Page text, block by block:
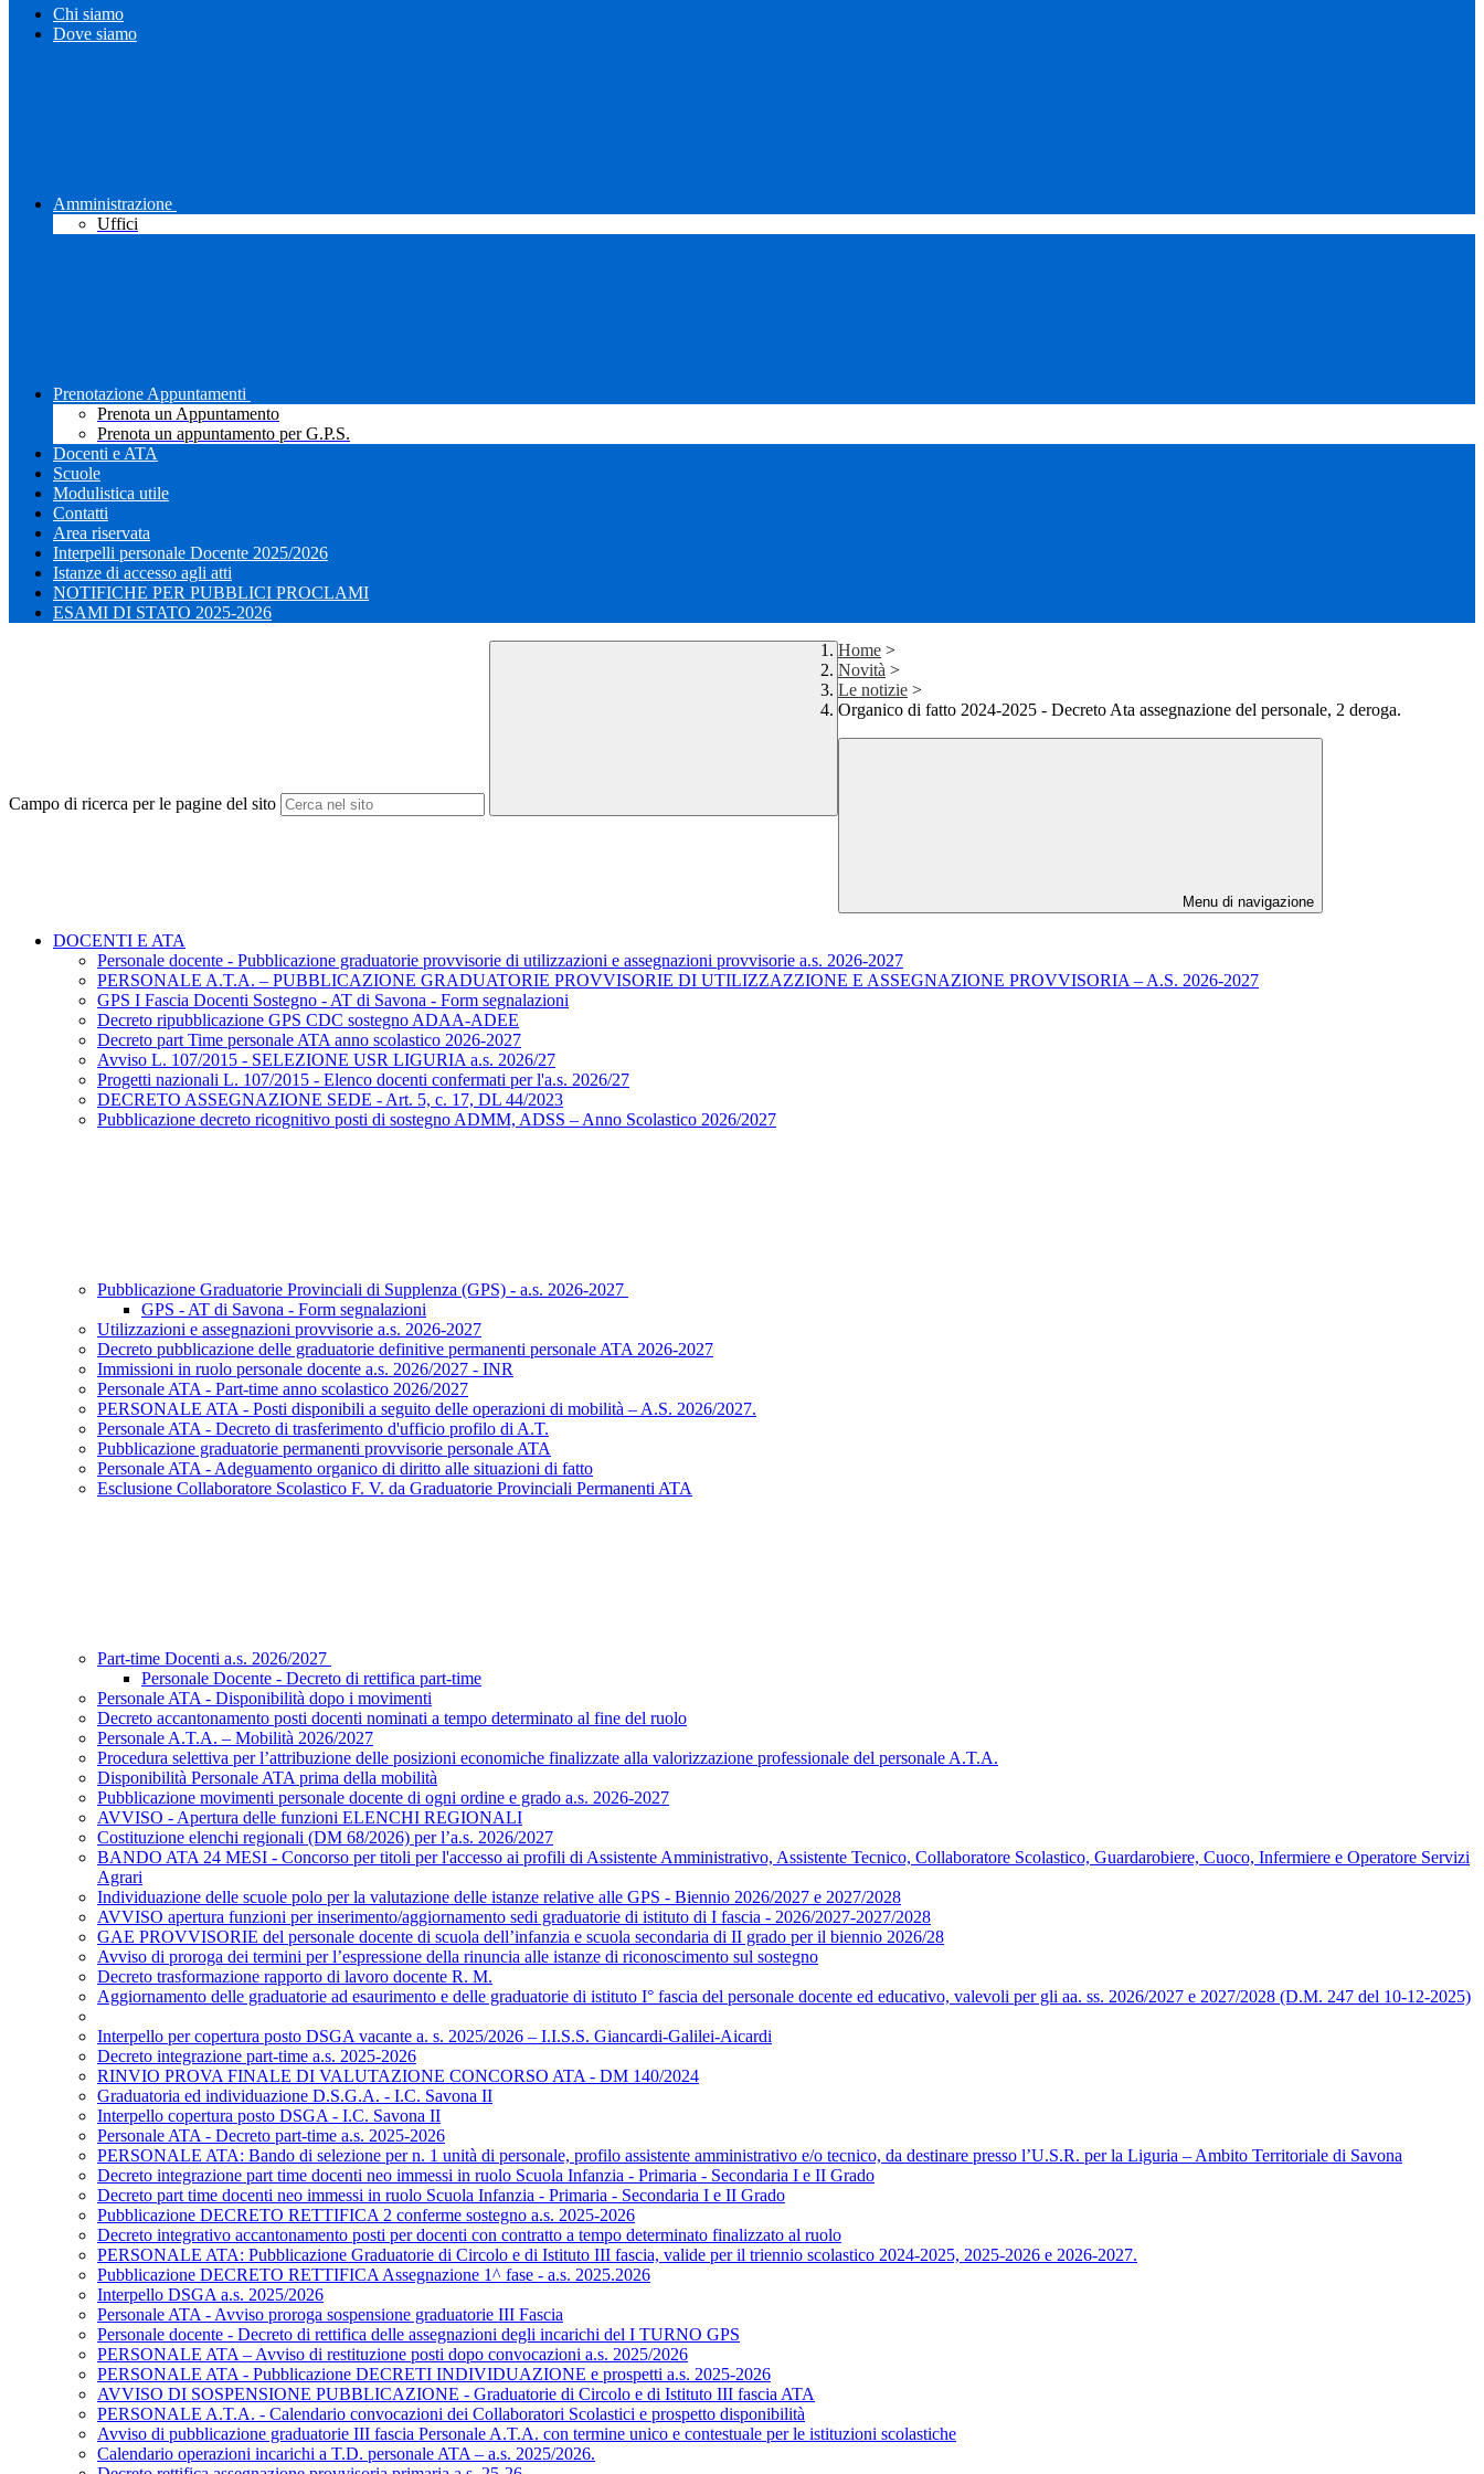
Chi siamo
Dove siamo
Amministrazione
Uffici
Prenotazione Appuntamenti
Prenota un Appuntamento
Prenota un appuntamento per G.P.S.
Docenti e ATA
Scuole
Modulistica utile
Contatti
Area riservata
Interpelli personale Docente 2025/2026
Istanze di accesso agli atti
NOTIFICHE PER PUBBLICI PROCLAMI
ESAMI DI STATO 2025-2026
Campo di ricerca per le pagine del sito
Home >
Novità >
Le notizie >
Organico di fatto 2024-2025 - Decreto Ata assegnazione del personale, 2 deroga.
Menu di navigazione
DOCENTI E ATA
Personale docente - Pubblicazione graduatorie provvisorie di utilizzazioni e assegnazioni provvisorie a.s. 2026-2027
PERSONALE A.T.A. – PUBBLICAZIONE GRADUATORIE PROVVISORIE DI UTILIZZAZZIONE E ASSEGNAZIONE PROVVISORIA – A.S. 2026-2027
GPS I Fascia Docenti Sostegno - AT di Savona - Form segnalazioni
Decreto ripubblicazione GPS CDC sostegno ADAA-ADEE
Decreto part Time personale ATA anno scolastico 2026-2027
Avviso L. 107/2015 - SELEZIONE USR LIGURIA a.s. 2026/27
Progetti nazionali L. 107/2015 - Elenco docenti confermati per l'a.s. 2026/27
DECRETO ASSEGNAZIONE SEDE - Art. 5, c. 17, DL 44/2023
Pubblicazione decreto ricognitivo posti di sostegno ADMM, ADSS – Anno Scolastico 2026/2027
Pubblicazione Graduatorie Provinciali di Supplenza (GPS) - a.s. 2026-2027
GPS - AT di Savona - Form segnalazioni
Utilizzazioni e assegnazioni provvisorie a.s. 2026-2027
Decreto pubblicazione delle graduatorie definitive permanenti personale ATA 2026-2027
Immissioni in ruolo personale docente a.s. 2026/2027 - INR
Personale ATA - Part-time anno scolastico 2026/2027
PERSONALE ATA - Posti disponibili a seguito delle operazioni di mobilità – A.S. 2026/2027.
Personale ATA - Decreto di trasferimento d'ufficio profilo di A.T.
Pubblicazione graduatorie permanenti provvisorie personale ATA
Personale ATA - Adeguamento organico di diritto alle situazioni di fatto
Esclusione Collaboratore Scolastico F. V. da Graduatorie Provinciali Permanenti ATA
Part-time Docenti a.s. 2026/2027
Personale Docente - Decreto di rettifica part-time
Personale ATA - Disponibilità dopo i movimenti
Decreto accantonamento posti docenti nominati a tempo determinato al fine del ruolo
Personale A.T.A. – Mobilità 2026/2027
Procedura selettiva per l’attribuzione delle posizioni economiche finalizzate alla valorizzazione professionale del personale A.T.A.
Disponibilità Personale ATA prima della mobilità
Pubblicazione movimenti personale docente di ogni ordine e grado a.s. 2026-2027
AVVISO - Apertura delle funzioni ELENCHI REGIONALI
Costituzione elenchi regionali (DM 68/2026) per l’a.s. 2026/2027
BANDO ATA 24 MESI - Concorso per titoli per l'accesso ai profili di Assistente Amministrativo, Assistente Tecnico, Collaboratore Scolastico, Guardarobiere, Cuoco, Infermiere e Operatore Servizi
Agrari
Individuazione delle scuole polo per la valutazione delle istanze relative alle GPS - Biennio 2026/2027 e 2027/2028
AVVISO apertura funzioni per inserimento/aggiornamento sedi graduatorie di istituto di I fascia - 2026/2027-2027/2028
GAE PROVVISORIE del personale docente di scuola dell’infanzia e scuola secondaria di II grado per il biennio 2026/28
Avviso di proroga dei termini per l’espressione della rinuncia alle istanze di riconoscimento sul sostegno
Decreto trasformazione rapporto di lavoro docente R. M.
Aggiornamento delle graduatorie ad esaurimento e delle graduatorie di istituto I° fascia del personale docente ed educativo, valevoli per gli aa. ss. 2026/2027 e 2027/2028 (D.M. 247 del 10-12-2025)
Interpello per copertura posto DSGA vacante a. s. 2025/2026 – I.I.S.S. Giancardi-Galilei-Aicardi
Decreto integrazione part-time a.s. 2025-2026
RINVIO PROVA FINALE DI VALUTAZIONE CONCORSO ATA - DM 140/2024
Graduatoria ed individuazione D.S.G.A. - I.C. Savona II
Interpello copertura posto DSGA - I.C. Savona II
Personale ATA - Decreto part-time a.s. 2025-2026
PERSONALE ATA: Bando di selezione per n. 1 unità di personale, profilo assistente amministrativo e/o tecnico, da destinare presso l’U.S.R. per la Liguria – Ambito Territoriale di Savona
Decreto integrazione part time docenti neo immessi in ruolo Scuola Infanzia - Primaria - Secondaria I e II Grado
Decreto part time docenti neo immessi in ruolo Scuola Infanzia - Primaria - Secondaria I e II Grado
Pubblicazione DECRETO RETTIFICA 2 conferme sostegno a.s. 2025-2026
Decreto integrativo accantonamento posti per docenti con contratto a tempo determinato finalizzato al ruolo
PERSONALE ATA: Pubblicazione Graduatorie di Circolo e di Istituto III fascia, valide per il triennio scolastico 2024-2025, 2025-2026 e 2026-2027.
Pubblicazione DECRETO RETTIFICA Assegnazione 1^ fase - a.s. 2025.2026
Interpello DSGA a.s. 2025/2026
Personale ATA - Avviso proroga sospensione graduatorie III Fascia
Personale docente - Decreto di rettifica delle assegnazioni degli incarichi del I TURNO GPS
PERSONALE ATA – Avviso di restituzione posti dopo convocazioni a.s. 2025/2026
PERSONALE ATA - Pubblicazione DECRETI INDIVIDUAZIONE e prospetti a.s. 2025-2026
AVVISO DI SOSPENSIONE PUBBLICAZIONE - Graduatorie di Circolo e di Istituto III fascia ATA
PERSONALE A.T.A. - Calendario convocazioni dei Collaboratori Scolastici e prospetto disponibilità
Avviso di pubblicazione graduatorie III fascia Personale A.T.A. con termine unico e contestuale per le istituzioni scolastiche
Calendario operazioni incarichi a T.D. personale ATA – a.s. 2025/2026.